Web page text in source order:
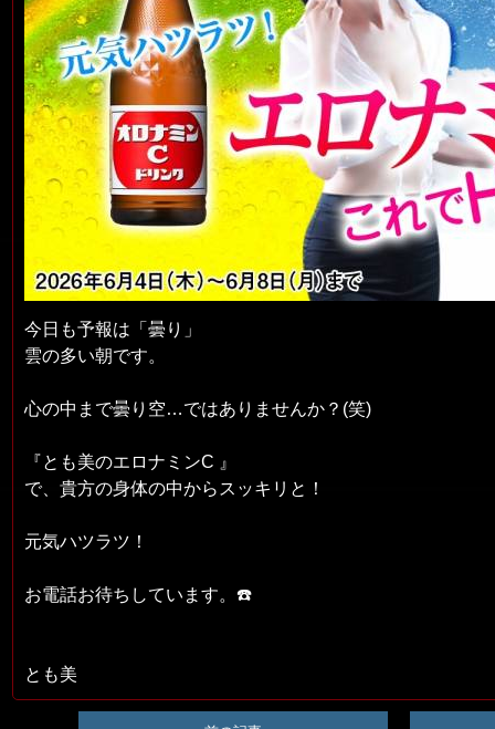
今日も予報は「曇り」
雲の多い朝です。
心の中まで曇り空…ではありませんか？(笑)
『とも美のエロナミンC 』
で、貴方の身体の中からスッキリと！
元気ハツラツ！
お電話お待ちしています。☎️
とも美